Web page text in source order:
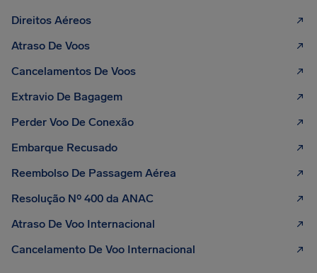
Direitos Aéreos
Atraso De Voos
Cancelamentos De Voos
Extravio De Bagagem
Perder Voo De Conexão
Embarque Recusado
Reembolso De Passagem Aérea
Resolução Nº 400 da ANAC
Atraso De Voo Internacional
Cancelamento De Voo Internacional